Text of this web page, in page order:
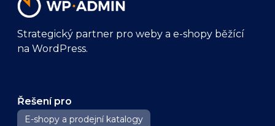
Strategický partner pro weby a e-shopy běžící
na WordPress.
Řešení pro
E-shopy a prodejní katalogy